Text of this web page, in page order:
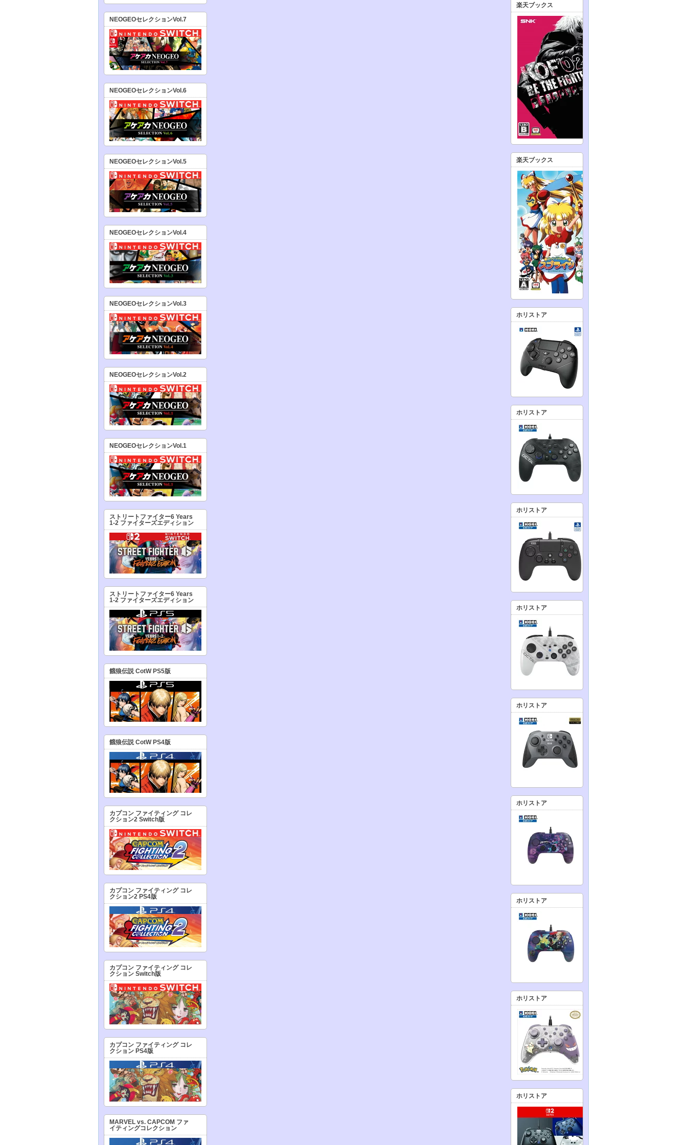
NEOGEOセレクションVol.7
NEOGEOセレクションVol.6
NEOGEOセレクションVol.5
NEOGEOセレクションVol.4
NEOGEOセレクションVol.3
NEOGEOセレクションVol.2
NEOGEOセレクションVol.1
ストリートファイター6 Years
1-2 ファイターズエディション
ストリートファイター6 Years
1-2 ファイターズエディション
餓狼伝説 CotW PS5版
餓狼伝説 CotW PS4版
カプコン ファイティング コレ
クション2 Switch版
カプコン ファイティング コレ
クション2 PS4版
カプコン ファイティング コレ
クション Switch版
カプコン ファイティング コレ
クション PS4版
MARVEL vs. CAPCOM ファ
イティングコレクション
楽天ブックス
楽天ブックス
ホリストア
ホリストア
ホリストア
ホリストア
ホリストア
ホリストア
ホリストア
ホリストア
ホリストア